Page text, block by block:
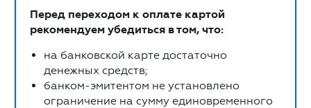
Перед переходом к оплате картой
рекомендуем убедиться в том, что:
на банковской карте достаточно
денежных средств;
банком-эмитентом не установлено
ограничение на сумму единовременного